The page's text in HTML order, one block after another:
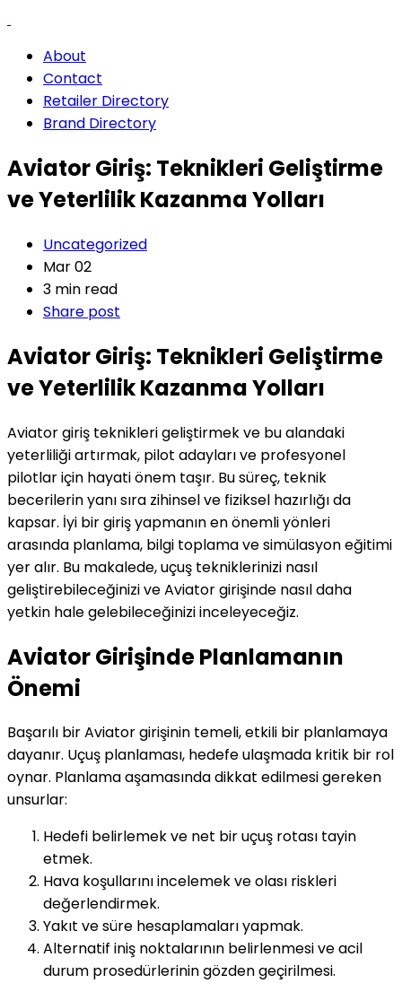
About
Contact
Retailer Directory
Brand Directory
Aviator Giriş: Teknikleri Geliştirme
ve Yeterlilik Kazanma Yolları
Uncategorized
Mar 02
3 min read
Share post
Aviator Giriş: Teknikleri Geliştirme
ve Yeterlilik Kazanma Yolları
Aviator giriş teknikleri geliştirmek ve bu alandaki
yeterliliği artırmak, pilot adayları ve profesyonel
pilotlar için hayati önem taşır. Bu süreç, teknik
becerilerin yanı sıra zihinsel ve fiziksel hazırlığı da
kapsar. İyi bir giriş yapmanın en önemli yönleri
arasında planlama, bilgi toplama ve simülasyon eğitimi
yer alır. Bu makalede, uçuş tekniklerinizi nasıl
geliştirebileceğinizi ve Aviator girişinde nasıl daha
yetkin hale gelebileceğinizi inceleyeceğiz.
Aviator Girişinde Planlamanın
Önemi
Başarılı bir Aviator girişinin temeli, etkili bir planlamaya
dayanır. Uçuş planlaması, hedefe ulaşmada kritik bir rol
oynar. Planlama aşamasında dikkat edilmesi gereken
unsurlar:
Hedefi belirlemek ve net bir uçuş rotası tayin
etmek.
Hava koşullarını incelemek ve olası riskleri
değerlendirmek.
Yakıt ve süre hesaplamaları yapmak.
Alternatif iniş noktalarının belirlenmesi ve acil
durum prosedürlerinin gözden geçirilmesi.